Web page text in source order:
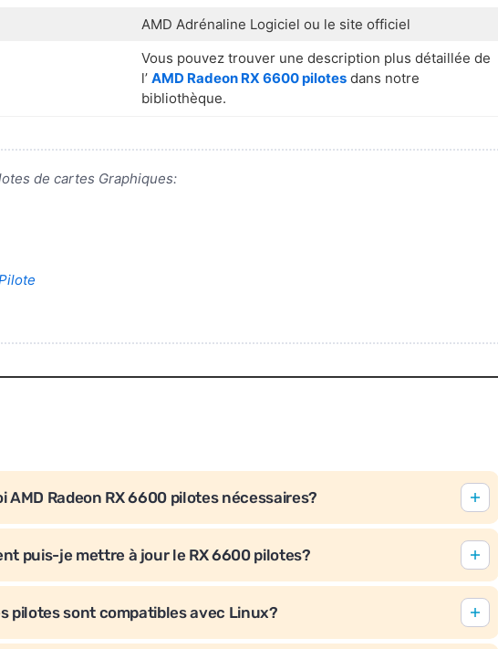
AMD Adrénaline Logiciel ou le site officiel
Vous pouvez trouver une description plus détaillée de
l’ AMD Radeon RX 6600 pilotesdans notre
bibliothèque.
de cartes Graphiques:
AMD Radeon RX 6600 pilotes nécessaires?
puis-je mettre à jour le RX 6600 pilotes?
pilotes sont compatibles avec Linux?